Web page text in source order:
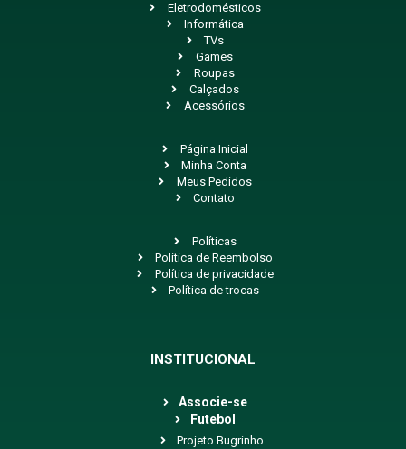
Eletrodomésticos
Informática
TVs
Games
Roupas
Calçados
Acessórios
Página Inicial
Minha Conta
Meus Pedidos
Contato
Políticas
Política de Reembolso
Política de privacidade
Política de trocas
INSTITUCIONAL
Associe-se
Futebol
Projeto Bugrinho